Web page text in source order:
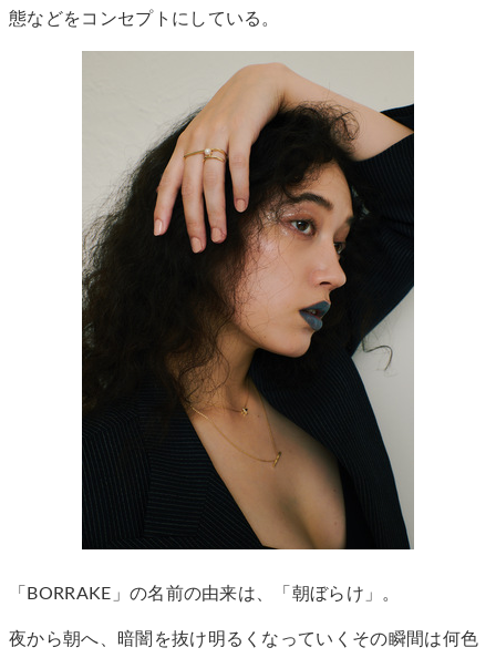
態などをコンセプトにしている。
「BORRAKE」の名前の由来は、「朝ぼらけ」。
夜から朝へ、暗闇を抜け明るくなっていくその瞬間は何色